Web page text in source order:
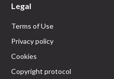
Legal
Terms of Use
Privacy policy
Cookies
Copyright protocol